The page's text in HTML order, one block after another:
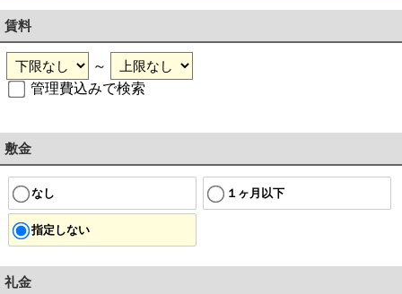
賃料
～
管理費込みで検索
敷金
なし １ヶ月以下
指定しない
礼金